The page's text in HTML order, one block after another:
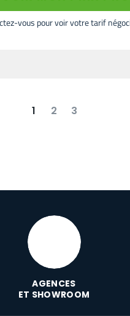
vous pour voir votre tarif
1 2 3
AGENCES
ET SHOWROOM